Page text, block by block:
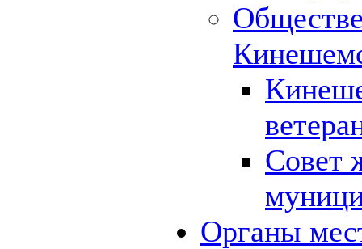
Совет
Органы